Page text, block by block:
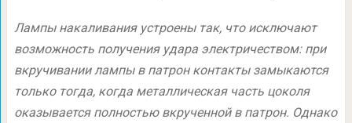
Лампы накаливания устроены так, что исключают
возможность получения удара электричеством: при
вкручивании лампы в патрон контакты замыкаются
только тогда, когда металлическая часть цоколя
оказывается полностью вкрученной в патрон. Однако